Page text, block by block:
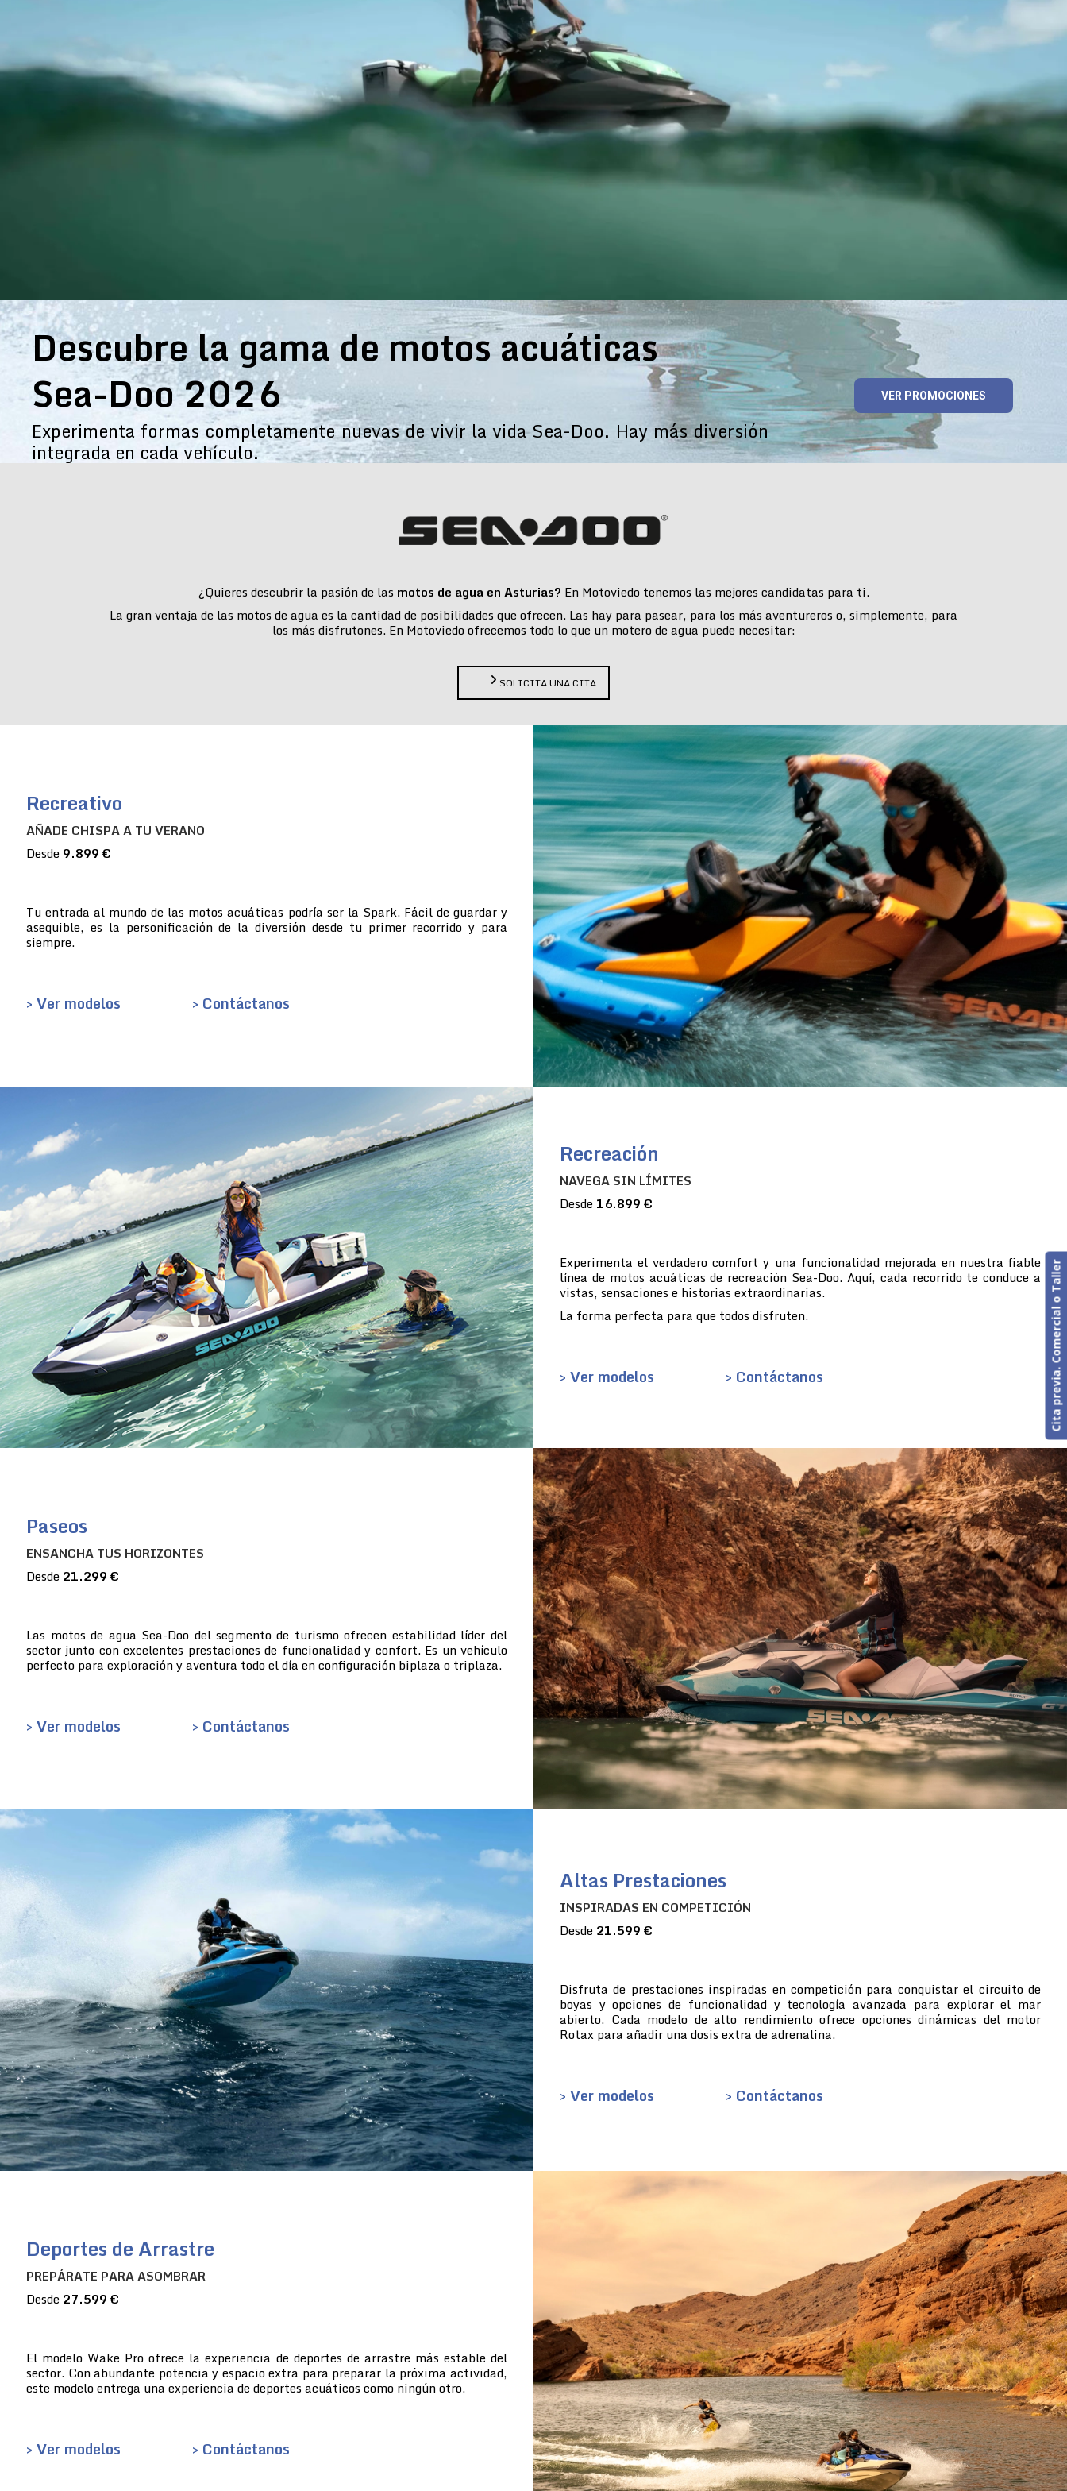
Descubre la gama de motos acuáticas
Sea-Doo 2026
Experimenta formas completamente nuevas de vivir la vida Sea-Doo. Hay más diversión
integrada en cada vehículo.
VER PROMOCIONES
¿Quieres descubrir la pasión de las motos de agua en Asturias? En Motoviedo tenemos las mejores candidatas para ti.
La gran ventaja de las motos de agua es la cantidad de posibilidades que ofrecen. Las hay para pasear, para los más aventureros o, simplemente, para
los más disfrutones. En Motoviedo ofrecemos todo lo que un motero de agua puede necesitar:
SOLICITA UNA CITA
Recreativo
AÑADE CHISPA A TU VERANO
Desde 9.899 €
Tu entrada al mundo de las motos acuáticas podría ser la Spark. Fácil de guardar y
asequible, es la personificación de la diversión desde tu primer recorrido y para
siempre.
> Ver modelos > Contáctanos
Recreación
NAVEGA SIN LÍMITES
Desde 16.899 €
Experimenta el verdadero comfort y una funcionalidad mejorada en nuestra fiable
línea de motos acuáticas de recreación Sea-Doo. Aquí, cada recorrido te conduce a
vistas, sensaciones e historias extraordinarias.
La forma perfecta para que todos disfruten.
> Ver modelos > Contáctanos
Paseos
ENSANCHA TUS HORIZONTES
Desde 21.299 €
Las motos de agua Sea-Doo del segmento de turismo ofrecen estabilidad líder del
sector junto con excelentes prestaciones de funcionalidad y confort. Es un vehículo
perfecto para exploración y aventura todo el día en configuración biplaza o triplaza.
> Ver modelos > Contáctanos
Altas Prestaciones
INSPIRADAS EN COMPETICIÓN
Desde 21.599 €
Disfruta de prestaciones inspiradas en competición para conquistar el circuito de
boyas y opciones de funcionalidad y tecnología avanzada para explorar el mar
abierto. Cada modelo de alto rendimiento ofrece opciones dinámicas del motor
Rotax para añadir una dosis extra de adrenalina.
> Ver modelos > Contáctanos
Deportes de Arrastre
PREPÁRATE PARA ASOMBRAR
Desde 27.599 €
El modelo Wake Pro ofrece la experiencia de deportes de arrastre más estable del
sector. Con abundante potencia y espacio extra para preparar la próxima actividad,
este modelo entrega una experiencia de deportes acuáticos como ningún otro.
> Ver modelos > Contáctanos
Cita previa. Comercial o Taller